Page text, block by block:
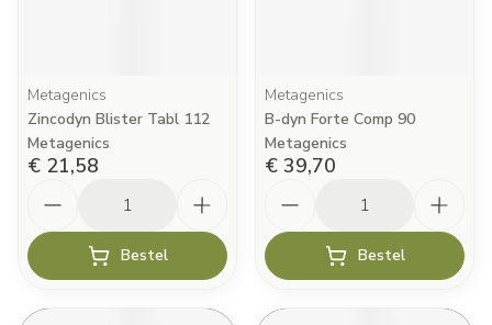
Metagenics
Zincodyn Blister Tabl 112
Metagenics
€ 21,58
Bestel
Metagenics
B-dyn Forte Comp 90
Metagenics
€ 39,70
Bestel